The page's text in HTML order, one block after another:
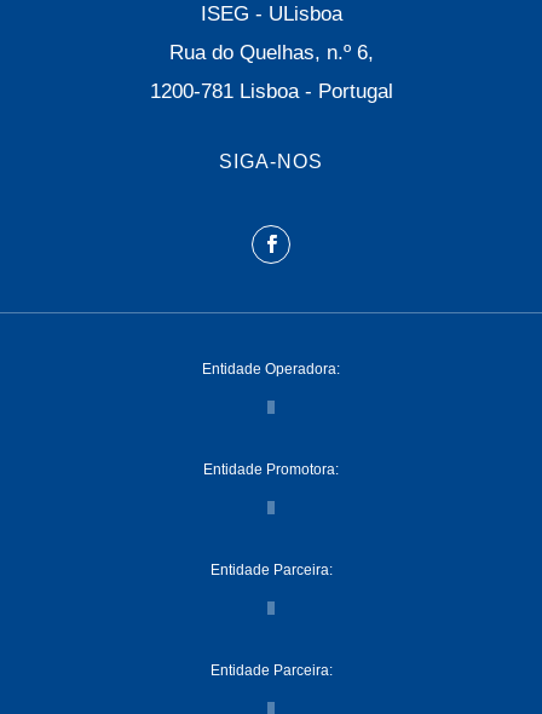
ISEG - ULisboa
Rua do Quelhas, n.º 6,
1200-781 Lisboa - Portugal
SIGA-NOS
Entidade Operadora:
Entidade Promotora:
Entidade Parceira:
Entidade Parceira: